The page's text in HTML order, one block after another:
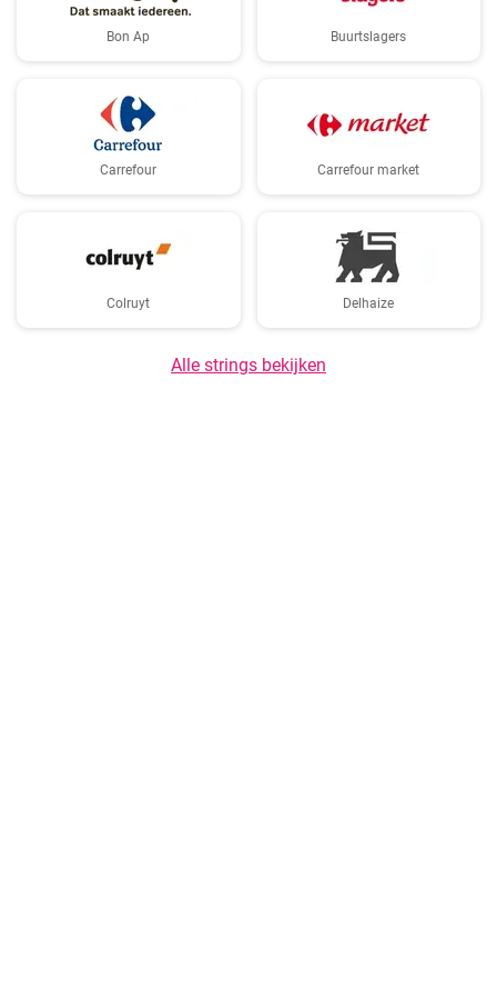
Bon Ap Buurtslagers
Carrefour Carrefour market
Colruyt Delhaize
Alle strings bekijken